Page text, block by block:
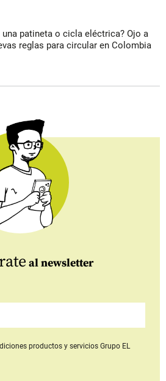
una patineta o cicla eléctrica? Ojo a
reglas para circular en Colombia
al newsletter
productos y serviciosGrupo EL